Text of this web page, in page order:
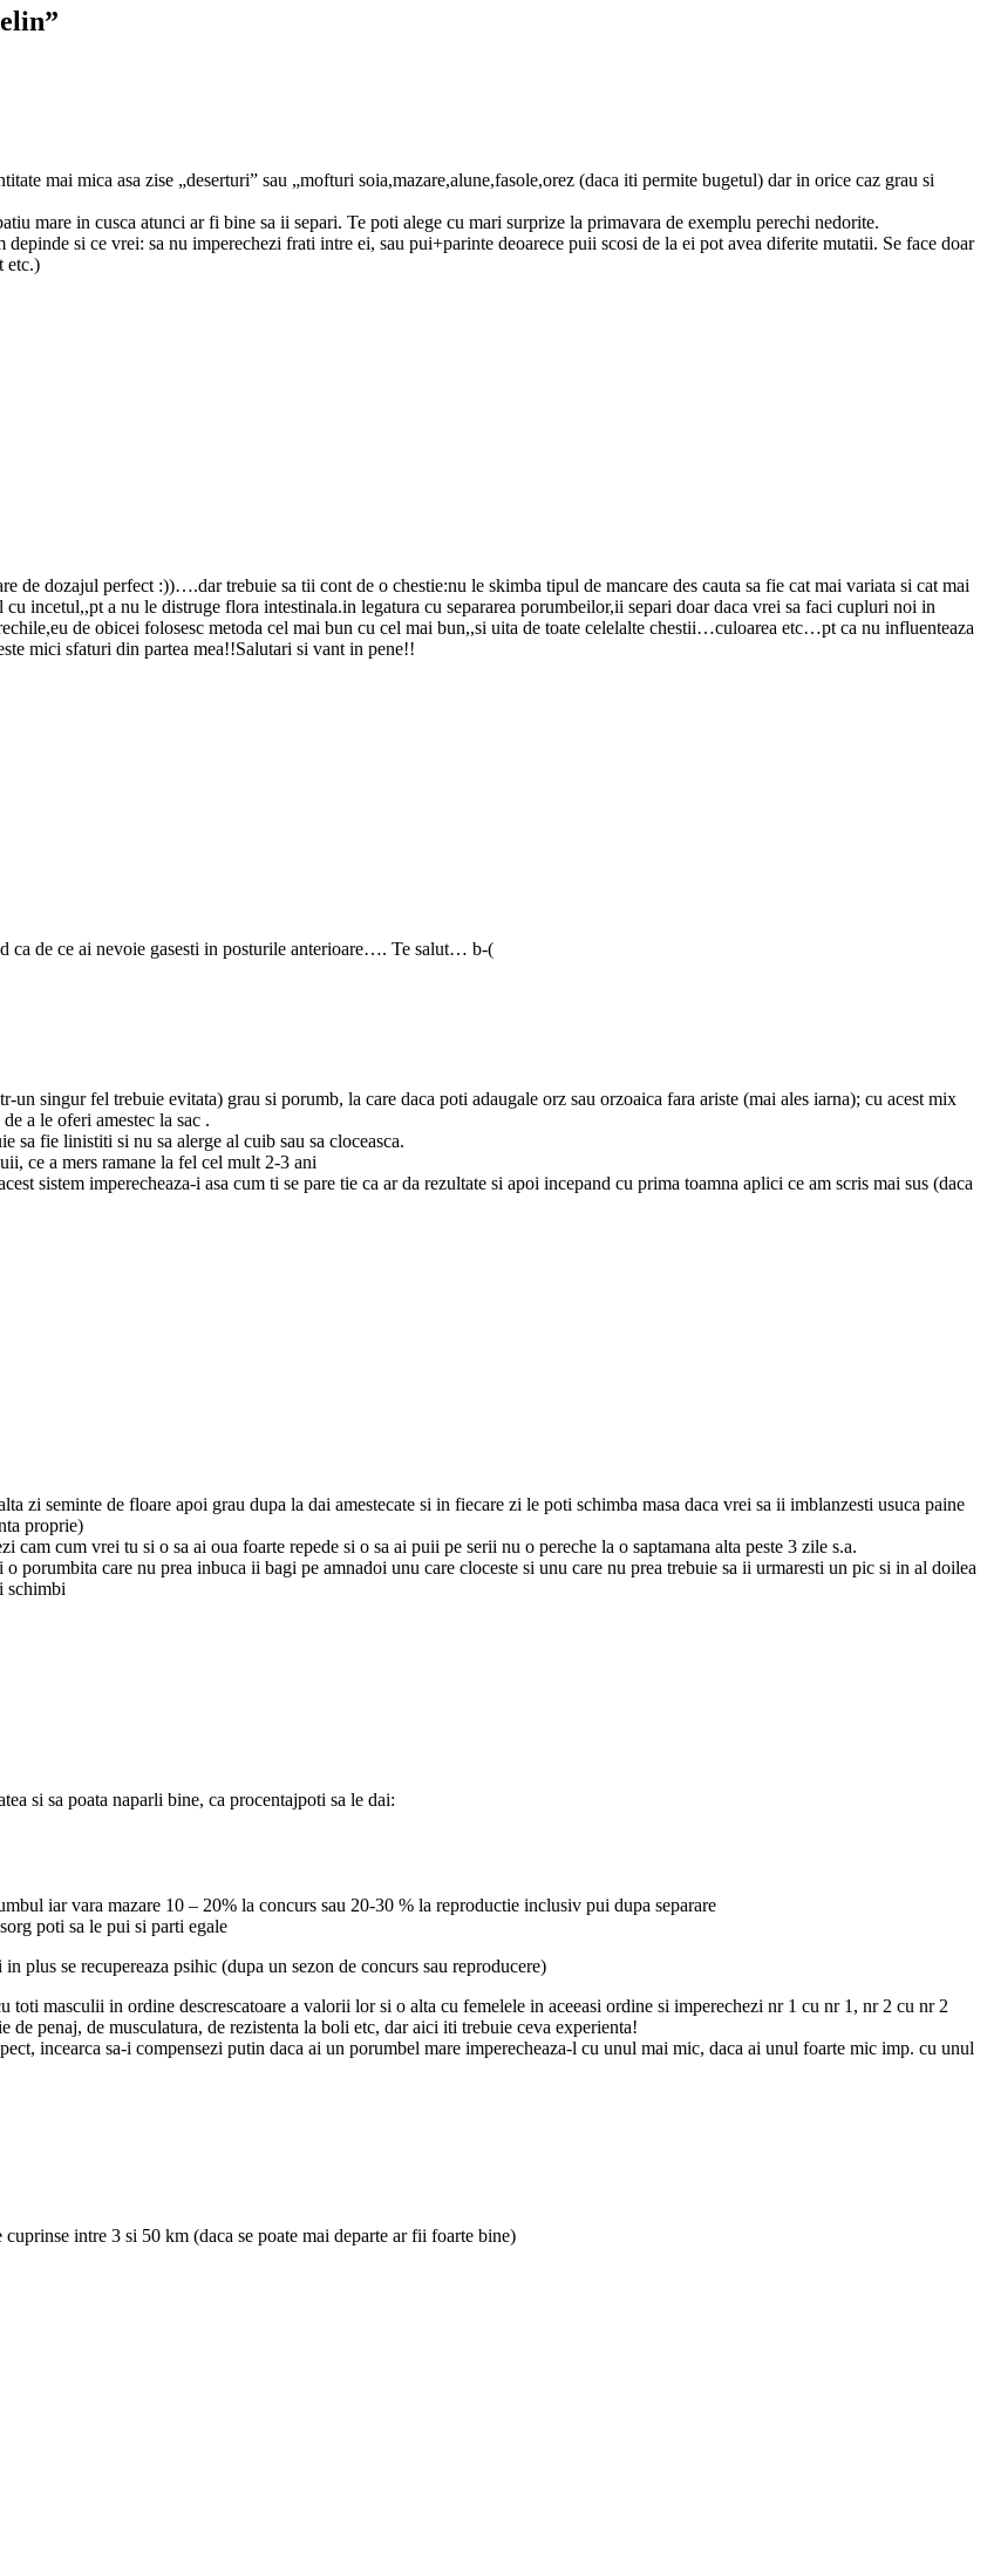
mai mica asa zise „deserturi” sau „mofturi soia,mazare,alune,fasole,orez (daca iti permite bugetul) dar in orice caz grau si
mare in cusca atunci ar fi bine sa ii separi. Te poti alege cu mari surprize la primavara de exemplu perechi nedorite.
si ce vrei: sa nu imperechezi frati intre ei, sau pui+parinte deoarece puii scosi de la ei pot avea diferite mutatii. Se face doar
etc.)
de dozajul perfect :))….dar trebuie sa tii cont de o chestie:nu le skimba tipul de mancare des cauta sa fie cat mai variata si cat mai
incetul,,pt a nu le distruge flora intestinala.in legatura cu separarea porumbeilor,ii separi doar daca vrei sa faci cupluri noi in
de obicei folosesc metoda cel mai bun cu cel mai bun,,si uita de toate celelalte chestii…culoarea etc…pt ca nu influenteaza
mici sfaturi din partea mea!!Salutari si vant in pene!!
ca de ce ai nevoie gasesti in posturile anterioare…. Te salut… b-(
singur fel trebuie evitata) grau si porumb, la care daca poti adaugale orz sau orzoaica fara ariste (mai ales iarna); cu acest mix
a le oferi amestec la sac .
sa fie linistiti si nu sa alerge al cuib sau sa cloceasca.
ce a mers ramane la fel cel mult 2-3 ani
sistem imperecheaza-i asa cum ti se pare tie ca ar da rezultate si apoi incepand cu prima toamna aplici ce am scris mai sus (daca
zi seminte de floare apoi grau dupa la dai amestecate si in fiecare zi le poti schimba masa daca vrei sa ii imblanzesti usuca paine
proprie)
cum vrei tu si o sa ai oua foarte repede si o sa ai puii pe serii nu o pereche la o saptamana alta peste 3 zile s.a.
porumbita care nu prea inbuca ii bagi pe amnadoi unu care cloceste si unu care nu prea trebuie sa ii urmaresti un pic si in al doilea
schimbi
si sa poata naparli bine, ca procentajpoti sa le dai:
iar vara mazare 10 – 20% la concurs sau 20-30 % la reproductie inclusiv pui dupa separare
poti sa le pui si parti egale
plus se recupereaza psihic (dupa un sezon de concurs sau reproducere)
toti masculii in ordine descrescatoare a valorii lor si o alta cu femelele in aceeasi ordine si imperechezi nr 1 cu nr 1, nr 2 cu nr 2
penaj, de musculatura, de rezistenta la boli etc, dar aici iti trebuie ceva experienta!
incearca sa-i compensezi putin daca ai un porumbel mare imperecheaza-l cu unul mai mic, daca ai unul foarte mic imp. cu unul
intre 3 si 50 km (daca se poate mai departe ar fii foarte bine)